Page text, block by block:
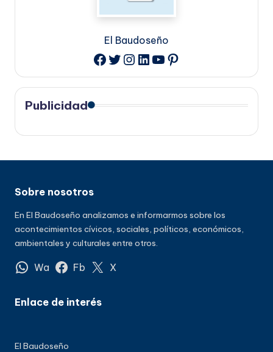
El Baudoseño
Facebook
Twitter
Instagram
LinkedIn
YouTube
Pinterest
Publicidad
Sobre nosotros
En El Baudoseño analizamos e informarmos sobre los
acontecimientos cívicos, sociales, políticos, económicos,
ambientales y culturales entre otros.
Wa Fb X
Enlace de interés
El Baudoseño